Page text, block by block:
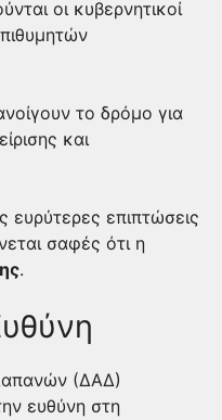
οι κυβερνητικοί
το δρόμο για
και
επιπτώσεις
σαφές ότι η
.
(ΔΑΔ)
ευθύνη στη